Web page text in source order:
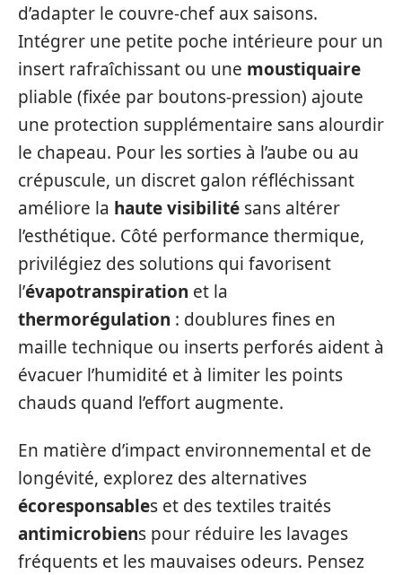
d’adapter le couvre‑chef aux saisons.
Intégrer une petite poche intérieure pour un
insert rafraîchissant ou une moustiquaire
pliable (fixée par boutons‑pression) ajoute
une protection supplémentaire sans alourdir
le chapeau. Pour les sorties à l’aube ou au
crépuscule, un discret galon réfléchissant
améliore la haute visibilité sans altérer
l’esthétique. Côté performance thermique,
privilégiez des solutions qui favorisent
l’évapotranspiration et la
thermorégulation : doublures fines en
maille technique ou inserts perforés aident à
évacuer l’humidité et à limiter les points
chauds quand l’effort augmente.
En matière d’impact environnemental et de
longévité, explorez des alternatives
écoresponsables et des textiles traités
antimicrobiens pour réduire les lavages
fréquents et les mauvaises odeurs. Pensez